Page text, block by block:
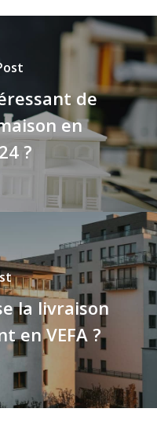
de
en
?
la livraison
en VEFA ?